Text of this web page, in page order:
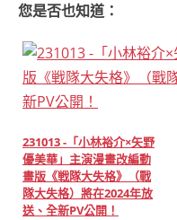
您是否也知道：
231013 -「小林裕介×矢野
優美華」主演漫畫改編動
畫版《戦隊大失格》（戰
隊大失格）將在2024年放
送、全新PV公開！